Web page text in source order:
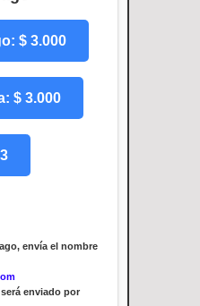
$ 3.000
$ 3.000
envía el nombre
enviado por